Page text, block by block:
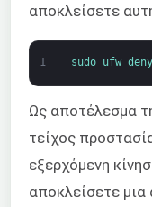
αποκλείσετε
1 sudo ufw deny
Ως αποτέλεσμα
τείχος
εξερχόμενη
αποκλείσετε